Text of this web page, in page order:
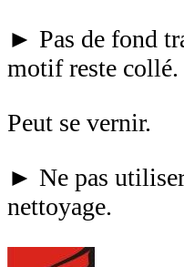
► Pas de fond
motif reste collé.
Peut se vernir.
► Ne pas
nettoyage.